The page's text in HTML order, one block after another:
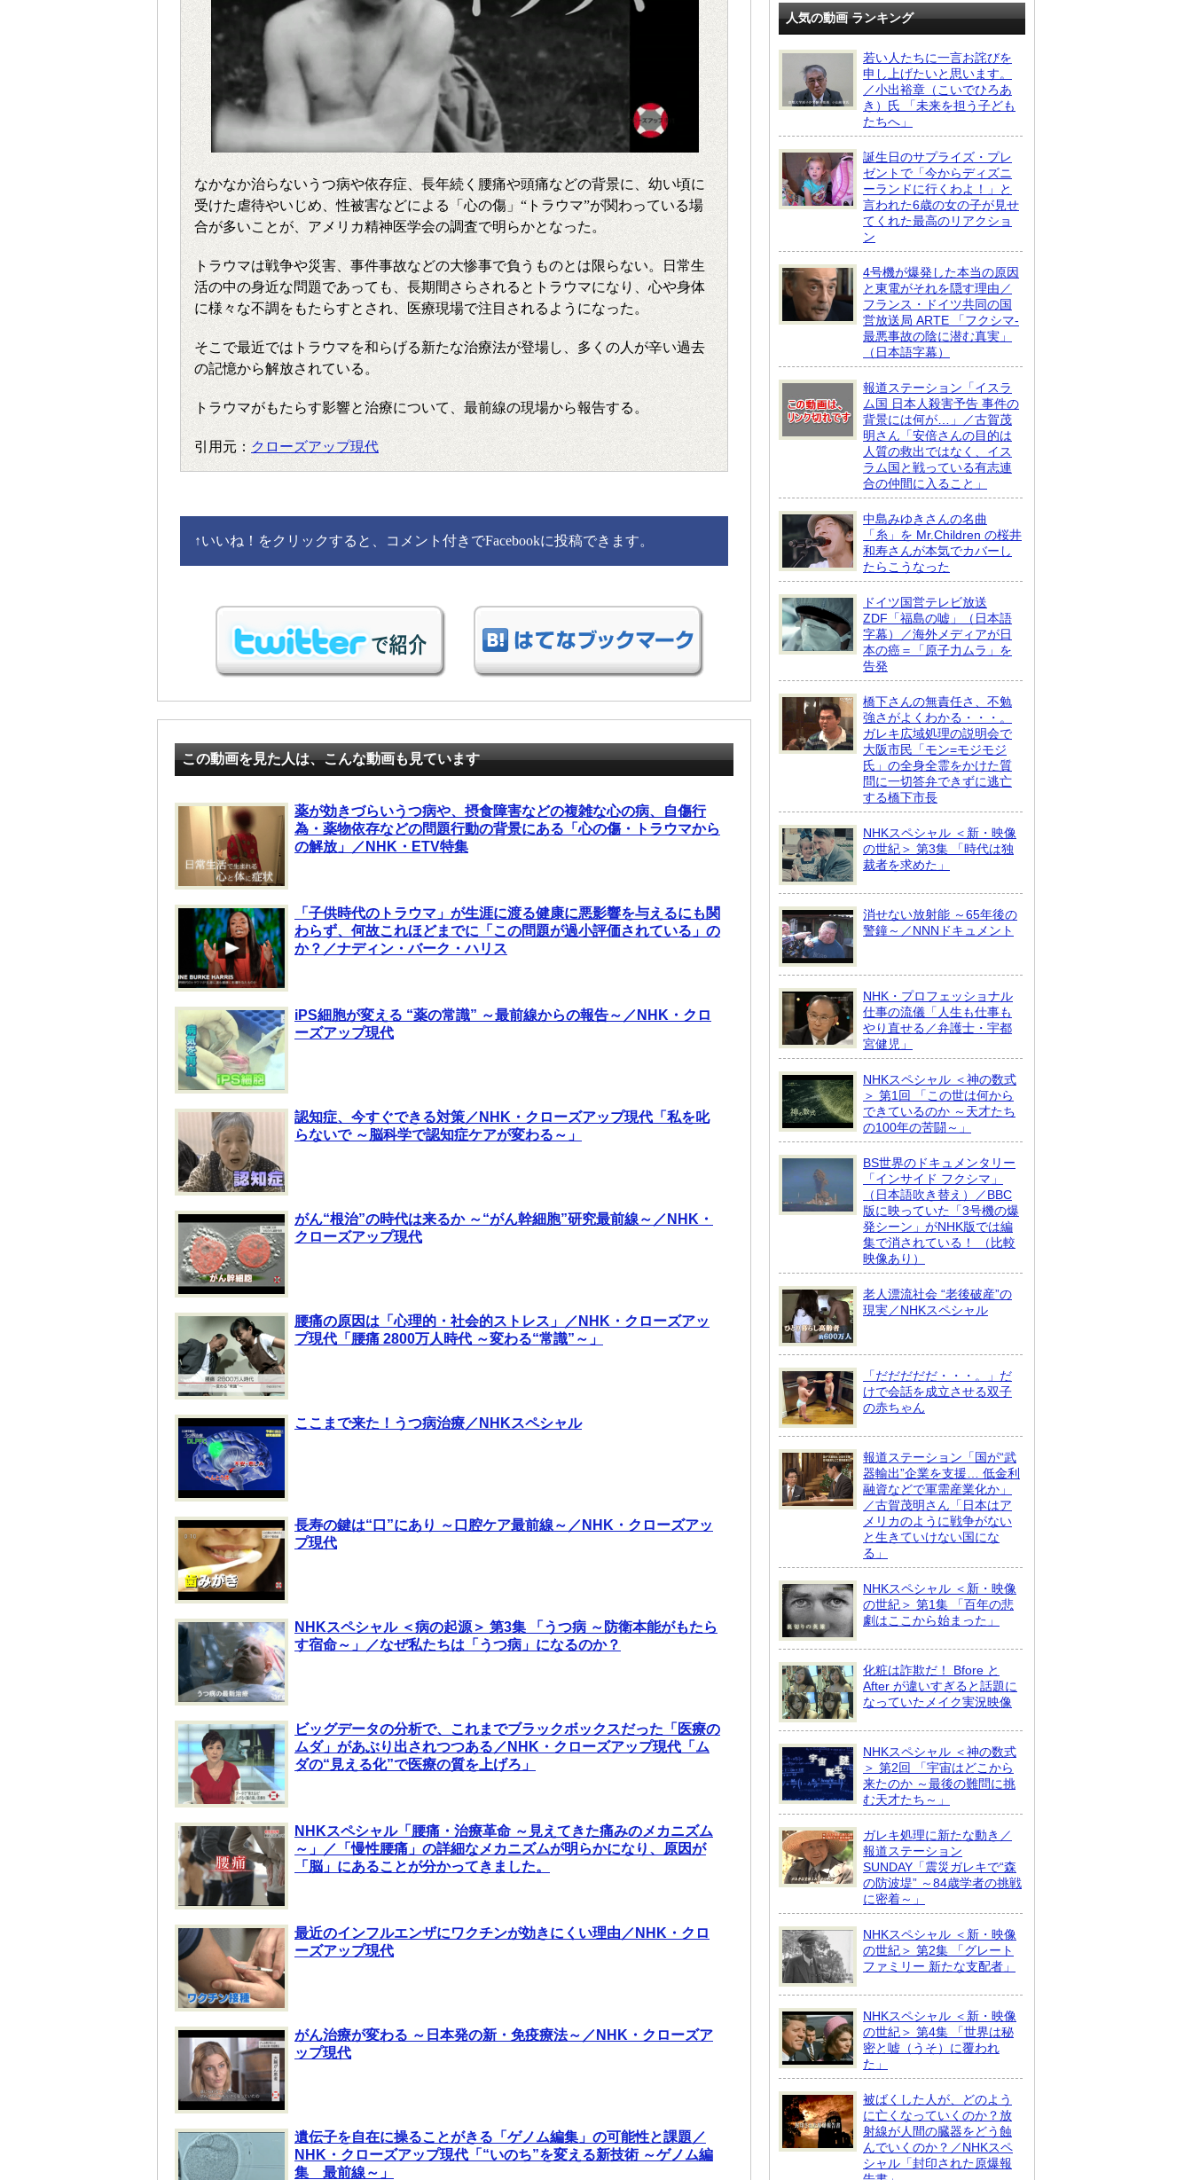
なかなか治らないうつ病や依存症、長年続く腰痛や頭痛などの背景に、幼い頃に
受けた虐待やいじめ、性被害などによる「心の傷」“トラウマ”が関わっている場
合が多いことが、アメリカ精神医学会の調査で明らかとなった。
トラウマは戦争や災害、事件事故などの大惨事で負うものとは限らない。日常生
活の中の身近な問題であっても、長期間さらされるとトラウマになり、心や身体
に様々な不調をもたらすとされ、医療現場で注目されるようになった。
そこで最近ではトラウマを和らげる新たな治療法が登場し、多くの人が辛い過去
の記憶から解放されている。
トラウマがもたらす影響と治療について、最前線の現場から報告する。
引用元： クローズアップ現代
↑いいね！をクリックすると、コメント付きでFacebookに投稿できます。
この動画を見た人は、こんな動画も見ています
薬が効きづらいうつ病や、摂食障害などの複雑な心の病、自傷行
為・薬物依存などの問題行動の背景にある「心の傷・トラウマから
の解放」／NHK・ETV特集
「子供時代のトラウマ」が生涯に渡る健康に悪影響を与えるにも関
わらず、何故これほどまでに「この問題が過小評価されている」の
か？／ナディン・バーク・ハリス
iPS細胞が変える “薬の常識” ～最前線からの報告～／NHK・クロ
ーズアップ現代
認知症、今すぐできる対策／NHK・クローズアップ現代「私を叱
らないで ～脳科学で認知症ケアが変わる～」
がん“根治”の時代は来るか ～“がん幹細胞”研究最前線～／NHK・
クローズアップ現代
腰痛の原因は「心理的・社会的ストレス」／NHK・クローズアッ
プ現代「腰痛 2800万人時代 ～変わる“常識”～」
ここまで来た！うつ病治療／NHKスペシャル
長寿の鍵は“口”にあり ～口腔ケア最前線～／NHK・クローズアッ
プ現代
NHKスペシャル ＜病の起源＞ 第3集 「うつ病 ～防衛本能がもたら
す宿命～」／なぜ私たちは「うつ病」になるのか？
ビッグデータの分析で、これまでブラックボックスだった「医療の
ムダ」があぶり出されつつある／NHK・クローズアップ現代「ム
ダの“見える化”で医療の質を上げろ」
NHKスペシャル「腰痛・治療革命 ～見えてきた痛みのメカニズム
～」／「慢性腰痛」の詳細なメカニズムが明らかになり、原因が
「脳」にあることが分かってきました。
最近のインフルエンザにワクチンが効きにくい理由／NHK・クロ
ーズアップ現代
がん治療が変わる ～日本発の新・免疫療法～／NHK・クローズア
ップ現代
遺伝子を自在に操ることがきる「ゲノム編集」の可能性と課題／
NHK・クローズアップ現代「“いのち”を変える新技術 ～ゲノム編
集 最前線～」
人気の動画 ランキング
若い人たちに一言お詫びを
申し上げたいと思います。
／小出裕章（こいでひろあ
き）氏 「未来を担う子ども
たちへ」
誕生日のサプライズ・プレ
ゼントで「今からディズニ
ーランドに行くわよ！」と
言われた6歳の女の子が見せ
てくれた最高のリアクショ
ン
4号機が爆発した本当の原因
と東電がそれを隠す理由／
フランス・ドイツ共同の国
営放送局 ARTE 「フクシマ-
最悪事故の陰に潜む真実」
（日本語字幕）
報道ステーション「イスラ
ム国 日本人殺害予告 事件の
背景には何が…」／古賀茂
明さん「安倍さんの目的は
人質の救出ではなく、イス
ラム国と戦っている有志連
合の仲間に入ること」
中島みゆきさんの名曲
「糸」を Mr.Children の桜井
和寿さんが本気でカバーし
たらこうなった
ドイツ国営テレビ放送
ZDF「福島の嘘」（日本語
字幕）／海外メディアが日
本の癌＝「原子力ムラ」を
告発
橋下さんの無責任さ、不勉
強さがよくわかる・・・。
ガレキ広域処理の説明会で
大阪市民「モン=モジモジ
氏」の全身全霊をかけた質
問に一切答弁できずに逃亡
する橋下市長
NHKスペシャル ＜新・映像
の世紀＞ 第3集 「時代は独
裁者を求めた」
消せない放射能 ～65年後の
警鐘～／NNNドキュメント
NHK・プロフェッショナル
仕事の流儀「人生も仕事も
やり直せる／弁護士・宇都
宮健児」
NHKスペシャル ＜神の数式
＞ 第1回 「この世は何から
できているのか ～天才たち
の100年の苦闘～」
BS世界のドキュメンタリー
「インサイド フクシマ」
（日本語吹き替え）／BBC
版に映っていた「3号機の爆
発シーン」がNHK版では編
集で消されている！ （比較
映像あり）
老人漂流社会 “老後破産”の
現実／NHKスペシャル
「だだだだだ・・・。」だ
けで会話を成立させる双子
の赤ちゃん
報道ステーション「国が“武
器輸出”企業を支援… 低金利
融資などで軍需産業化か」
／古賀茂明さん「日本はア
メリカのように戦争がない
と生きていけない国にな
る」
NHKスペシャル ＜新・映像
の世紀＞ 第1集 「百年の悲
劇はここから始まった」
化粧は詐欺だ！ Bfore と
After が違いすぎると話題に
なっていたメイク実況映像
NHKスペシャル ＜神の数式
＞ 第2回 「宇宙はどこから
来たのか ～最後の難問に挑
む天才たち～」
ガレキ処理に新たな動き／
報道ステーション
SUNDAY「震災ガレキで“森
の防波堤” ～84歳学者の挑戦
に密着～」
NHKスペシャル ＜新・映像
の世紀＞ 第2集 「グレート
ファミリー 新たな支配者」
NHKスペシャル ＜新・映像
の世紀＞ 第4集 「世界は秘
密と嘘（うそ）に覆われ
た」
被ばくした人が、どのよう
に亡くなっていくのか？放
射線が人間の臓器をどう蝕
んでいくのか？／NHKスペ
シャル「封印された原爆報